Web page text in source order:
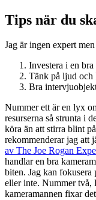
Tips när du
Jag är ingen expert
Investera i en bra
Tänk på ljud och
Bra
Nummer ett är en lyx
resurserna så strunta i
köra än att stirra blint
rekommenderar jag att
av The Joe Rogan
handlar en bra
biten. Jag kan
eller inte. Nummer två,
kameramannen fixar